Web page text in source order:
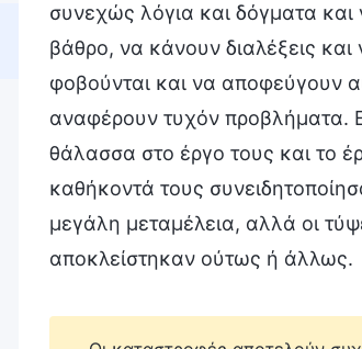
συνεχώς λόγια και δόγματα
βάθρο, να κάνουν διαλέξεις
φοβούνται και να αποφεύγουν
αναφέρουν τυχόν προβλήματα.
θάλασσα στο έργο τους και το
καθήκοντά τους
μεγάλη μεταμέλεια, αλλά οι
αποκλείστηκαν ούτως ή άλλως.